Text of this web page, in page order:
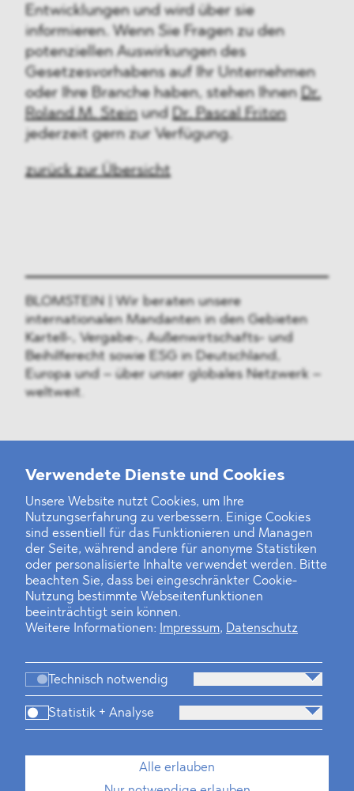
Verwendete Dienste und Cookies
Unsere Website nutzt Cookies, um Ihre
Nutzungserfahrung zu verbessern. Einige Cookies
sind essentiell für das Funktionieren und Managen
der Seite, während andere für anonyme Statistiken
oder personalisierte Inhalte verwendet werden. Bitte
beachten Sie, dass bei eingeschränkter Cookie-
Nutzung bestimmte Webseitenfunktionen
beeinträchtigt sein können.
Weitere Informationen:
Impressum, Datenschutz
Technisch notwendig
Statistik + Analyse
Alle erlauben
Entwicklungen und wird über sie
informieren. Wenn Sie Fragen zu den
potenziellen Auswirkungen des
Gesetzesvorhabens auf Ihr Unternehmen
oder Ihre Branche haben, stehen Ihnen Dr.
Roland M. Steinund Dr. Pascal Friton
jederzeit gern zur Verfügung.
zurück zur Übersicht
BLOMSTEIN | Wir beraten unsere
internationalen Mandanten in den Gebieten
Kartell-, Vergabe-, Außenwirtschafts- und
Beihilferecht sowie ESG in Deutschland,
Europa und – über unser globales Netzwerk –
weltweit.
Weitere Neuigkeiten
Finanz- und Energiesektor im Visier
Private Dancer
Game Over?
Standorte